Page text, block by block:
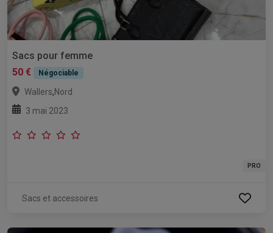
Sacs pour femme
50 €
Négociable
Wallers,Nord
3 mai 2023
PRO
Sacs et accessoires